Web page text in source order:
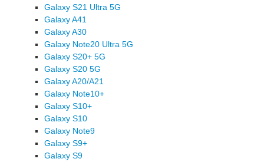
Galaxy S21 Ultra 5G
Galaxy A41
Galaxy A30
Galaxy Note20 Ultra 5G
Galaxy S20+ 5G
Galaxy S20 5G
Galaxy A20/A21
Galaxy Note10+
Galaxy S10+
Galaxy S10
Galaxy Note9
Galaxy S9+
Galaxy S9